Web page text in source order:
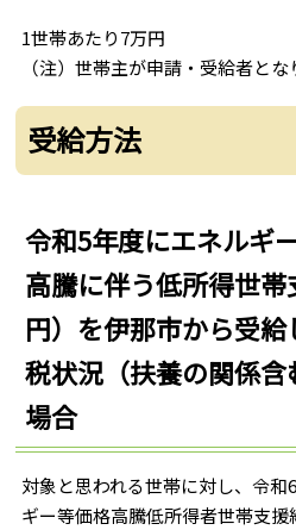
1世帯あたり7万円
（注）世帯主が申請・受給者とな
受給方法
令和5年度にエネルギ
高騰に伴う低所得世
円）を伊那市から受
税状況（扶養の関係
場合
対象と思われる世帯に対し、令
ギー等価格高騰低所得者世帯支